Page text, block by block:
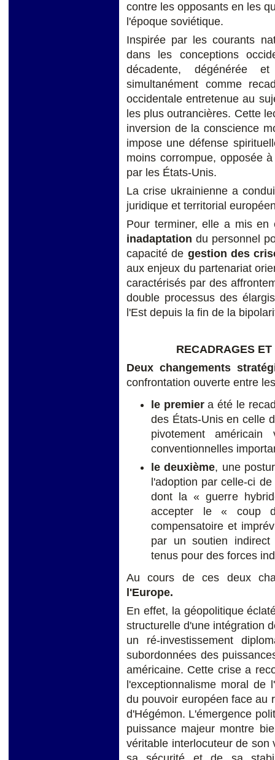
contre les opposants en les
l'époque soviétique.
Inspirée par les courants
dans les conceptions
décadente, dégénérée
simultanément comme
occidentale entretenue au
les plus outrancières. Cette
inversion de la conscience
impose une défense
moins corrompue, opposée
par les États-Unis.
La crise ukrainienne a
juridique et territorial
Pour terminer, elle a mis
inadaptation du personnel
capacité de gestion des
aux enjeux du partenariat
caractérisés par des
double processus des
l'Est depuis la fin de la
RECADRAGES
Deux changements
confrontation ouverte entre
le premiera été le
des États-Unis en celle
pivotement
conventionnelles
le deuxième, une
l'adoption par celle-ci
dont la « guerre
accepter le « coup
compensatoire et
par un soutien indirect
tenus pour des forces
Au cours de ces deux
l'Europe.
En effet, la géopolitique
structurelle d'une intégration
un ré-investissement
subordonnées des
américaine. Cette crise a
l'exceptionnalisme moral de
du pouvoir européen face au
d'Hégémon. L'émergence
puissance majeur montre
véritable interlocuteur de